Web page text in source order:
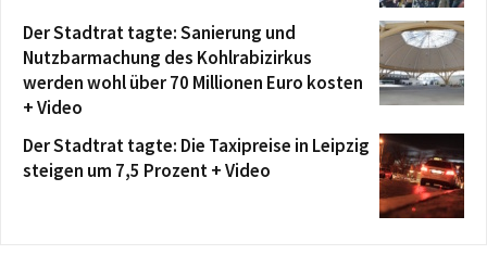
Der Stadtrat tagte: Sanierung und
Nutzbarmachung des Kohlrabizirkus
werden wohl über 70 Millionen Euro kosten
+ Video
Der Stadtrat tagte: Die Taxipreise in Leipzig
steigen um 7,5 Prozent + Video